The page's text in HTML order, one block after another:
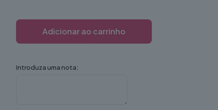
Adicionar ao carrinho
Introduza uma nota: